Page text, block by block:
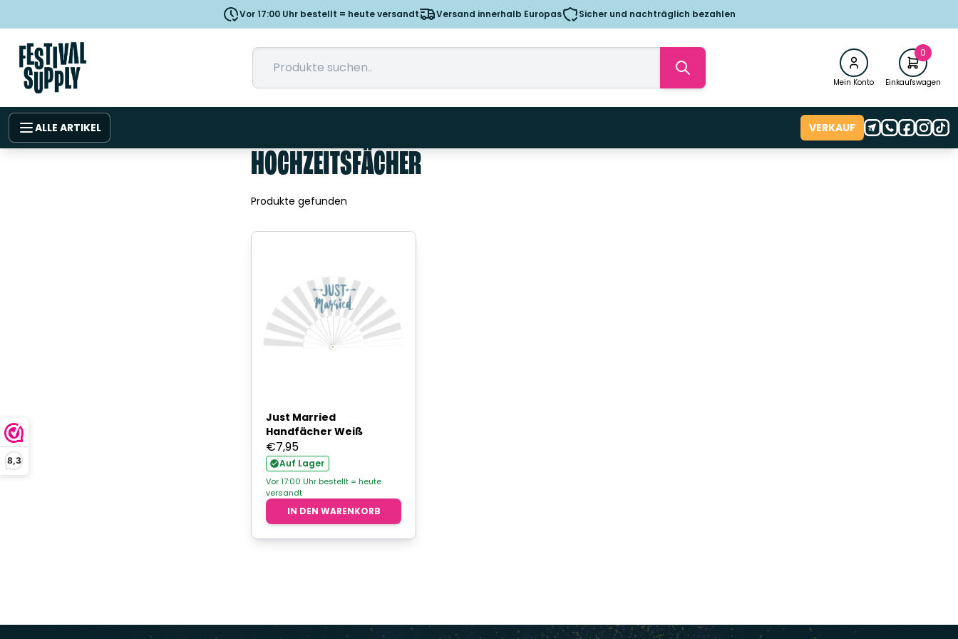
8,3
Vor 17:00 Uhr bestellt = heute versandt Versand innerhalb Europas Sicher und nachträglich bezahlen
Mein Konto
0
Einkaufswagen
ALLE ARTIKEL VERKAUF
HOCHZEITSFÄCHER
Produkte gefunden
Just Married
Handfächer Weiß
€7,95
Auf Lager
Vor 17:00 Uhr bestellt = heute
versandt
IN DEN WARENKORB